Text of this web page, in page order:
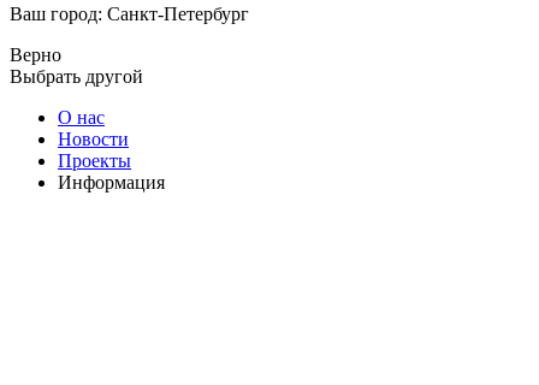
Ваш город: Санкт-Петербург
Верно
Выбрать другой
О нас
Новости
Проекты
Информация